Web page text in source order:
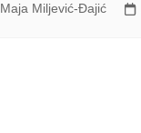
Maja Miljević-Đajić